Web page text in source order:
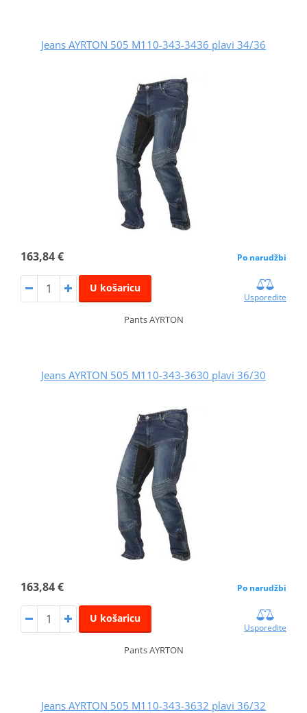
Jeans AYRTON 505 M110-343-3436 plavi 34/36
163,84 € Po narudžbi
U košaricu
Usporedite
Pants AYRTON
Jeans AYRTON 505 M110-343-3630 plavi 36/30
163,84 € Po narudžbi
U košaricu
Usporedite
Pants AYRTON
Jeans AYRTON 505 M110-343-3632 plavi 36/32